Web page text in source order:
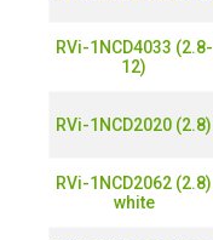
RVi-1NCD4033 (2.8-
12)
RVi-1NCD2020 (2.8)
RVi-1NCD2062 (2.8)
white